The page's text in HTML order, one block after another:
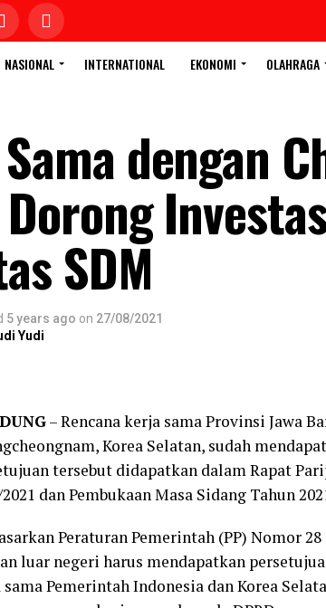
NASIONAL INTERNATIONAL EKONOMI OLAHRAGA
dengan
SDM
5 years ago on 27/08/2021
Yudi
– Rencana kerja sama Provinsi Jawa
Korea Selatan, sudah
tersebut didapatkan dalam Rapat
dan Pembukaan Masa Sidang Tahun
Peraturan Pemerintah (PP) Nomor
luar negeri harus mendapatkan
Pemerintah Indonesia dan Korea